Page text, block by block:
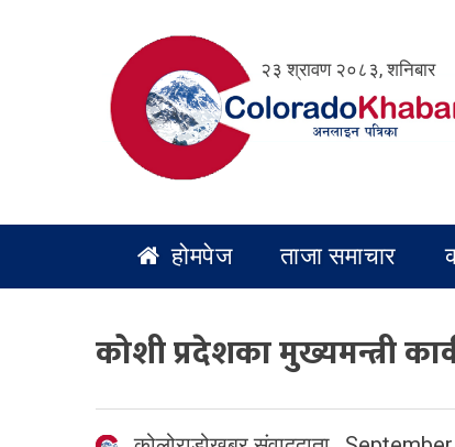
२३ श्रावण २०८३, शनिबार
होमपेज ताजा समाचार
कोशी प्रदेशका मुख्यमन्त्री